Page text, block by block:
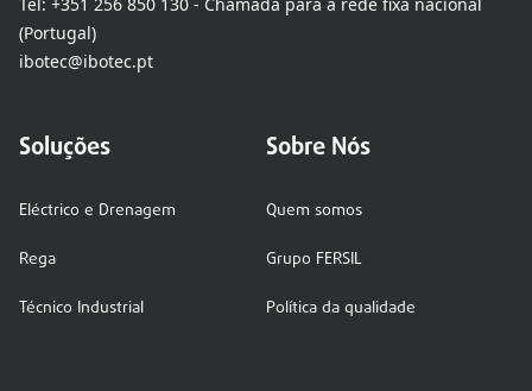
(Portugal)
ibotec@ibotec.pt
Soluções
Eléctrico e Drenagem
Rega
Técnico Industrial
Sobre Nós
Quem somos
Grupo FERSIL
Política da qualidade